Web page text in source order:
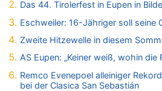
Wie kam es zur Ceuta-Krise?
08.08.2026 - 09:27 von Ermitler zu
Eschweiler: 16-Jähriger soll seine
08.08.2026 - 09:24 von Ermitler zu
Mehrere Menschen in Londons City
Das 44. Tirolerfest in Eupen in
Eschweiler: 16-Jähriger soll seine
Zweite Hitzewelle in diesem
AS Eupen: „Keiner weiß, wohin die
Remco Evenepoel alleiniger
bei der Clasica San Sebastián